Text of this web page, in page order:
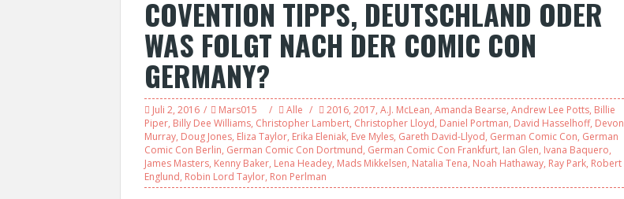
COVENTION TIPPS, DEUTSCHLAND ODER
WAS FOLGT NACH DER COMIC CON
GERMANY?
Juli 2, 2016 Mars015 Alle 2016, 2017, A.J. McLean, Amanda Bearse, Andrew Lee Potts, Billie
Piper, Billy Dee Williams, Christopher Lambert, Christopher Lloyd, Daniel Portman, David Hasselhoff, Devon
Murray, Doug Jones, Eliza Taylor, Erika Eleniak, Eve Myles, Gareth David-Llyod, German Comic Con, German
Comic Con Berlin, German Comic Con Dortmund, German Comic Con Frankfurt, Ian Glen, Ivana Baquero,
James Masters, Kenny Baker, Lena Headey, Mads Mikkelsen, Natalia Tena, Noah Hathaway, Ray Park, Robert
Englund, Robin Lord Taylor, Ron Perlman